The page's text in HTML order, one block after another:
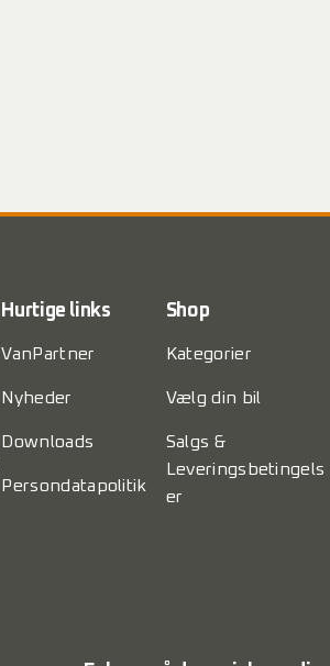
Hurtige links
VanPartner
Nyheder
Downloads
Persondatapolitik
Shop
Kategorier
Vælg din bil
Salgs &
Leveringsbetingels
er